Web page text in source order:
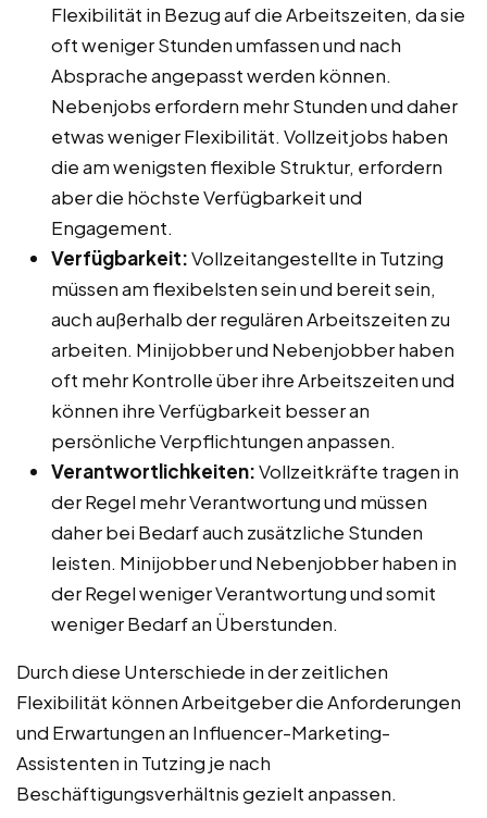
Flexibilität in Bezug auf die Arbeitszeiten, da sie
oft weniger Stunden umfassen und nach
Absprache angepasst werden können.
Nebenjobs erfordern mehr Stunden und daher
etwas weniger Flexibilität. Vollzeitjobs haben
die am wenigsten flexible Struktur, erfordern
aber die höchste Verfügbarkeit und
Engagement.
Verfügbarkeit:Vollzeitangestellte in Tutzing
müssen am flexibelsten sein und bereit sein,
auch außerhalb der regulären Arbeitszeiten zu
arbeiten. Minijobber und Nebenjobber haben
oft mehr Kontrolle über ihre Arbeitszeiten und
können ihre Verfügbarkeit besser an
persönliche Verpflichtungen anpassen.
Verantwortlichkeiten:Vollzeitkräfte tragen in
der Regel mehr Verantwortung und müssen
daher bei Bedarf auch zusätzliche Stunden
leisten. Minijobber und Nebenjobber haben in
der Regel weniger Verantwortung und somit
weniger Bedarf an Überstunden.
Durch diese Unterschiede in der zeitlichen
Flexibilität können Arbeitgeber die Anforderungen
und Erwartungen an Influencer-Marketing-
Assistenten in Tutzing je nach
Beschäftigungsverhältnis gezielt anpassen.